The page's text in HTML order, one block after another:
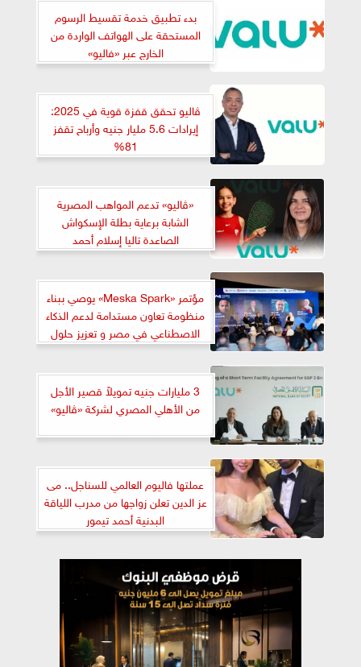
بدء تطبيق خدمة تقسيط الرسوم
المستحقة على الهواتف الواردة من
الخارج عبر «فاليو»
ڤاليو تحقق قفزة قوية في 2025:
إيرادات 5.6 مليار جنيه وأرباح تقفز
81%
«ڤاليو» تدعم المواهب المصرية
الشابة برعاية بطلة الإسكواش
الصاعدة تاليا إسلام أحمد
مؤتمر «Meska Spark» يوصي ببناء
منظومة تعاون مستدامة لدعم الذكاء
الاصطناعي في مصر و تعزيز حلول
تقنية قابلة للتوسع المؤسسي
3 مليارات جنيه تمويلاً قصير الأجل
من الأهلي المصري لشركة «ڤاليو»
عملتها فاليوم العالمي للسناجل.. مى
عز الدين تعلن زواجها من مدرب اللياقة
البدنية أحمد تيمور